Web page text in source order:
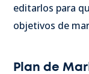
editarlos para
objetivos de
Plan de